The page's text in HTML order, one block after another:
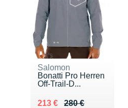
Salomon
Bonatti Pro Herren
Off-Trail-D...
280 €
Au lieu de 280 €
213 €
Vendu 213 €